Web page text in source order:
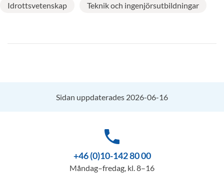
Idrottsvetenskap Teknik och ingenjörsutbildningar
Sidan uppdaterades 2026-06-16
phone
+46 (0)10-142 80 00
Måndag–fredag, kl. 8–16